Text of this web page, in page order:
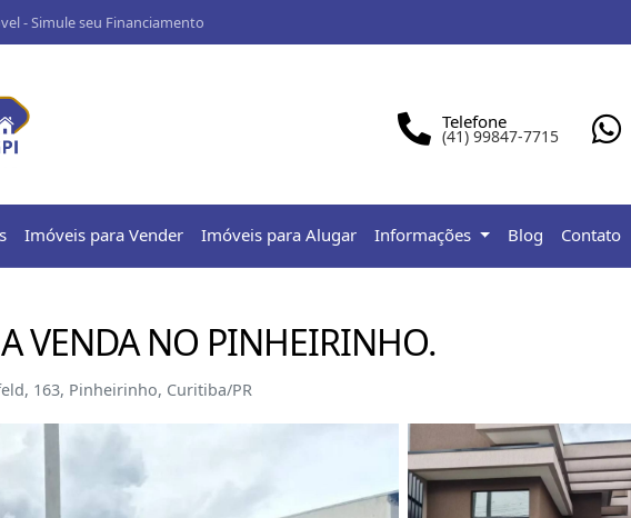
-Simule seu Financiamento
Telefone
(41) 99847-7715
Imóveis para Vender Imóveis para Alugar Informações Blog Contato
A VENDA NO PINHEIRINHO.
163, Pinheirinho, Curitiba/PR